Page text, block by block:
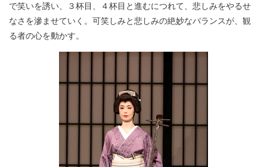
で笑いを誘い、３杯目、４杯目と進むにつれて、悲しみをやるせ
なさを滲ませていく。可笑しみと悲しみの絶妙なバランスが、観
る者の心を動かす。